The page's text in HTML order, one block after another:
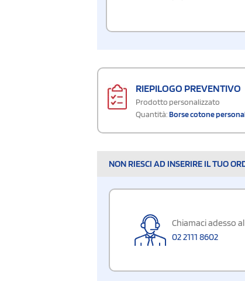
RIEPILOGO PREVENTIVO
Prodotto personalizzato
Quantità:Borse cotone
NON RIESCI AD INSERIRE IL TUO
Chiamaci adesso al
02 2111 8602